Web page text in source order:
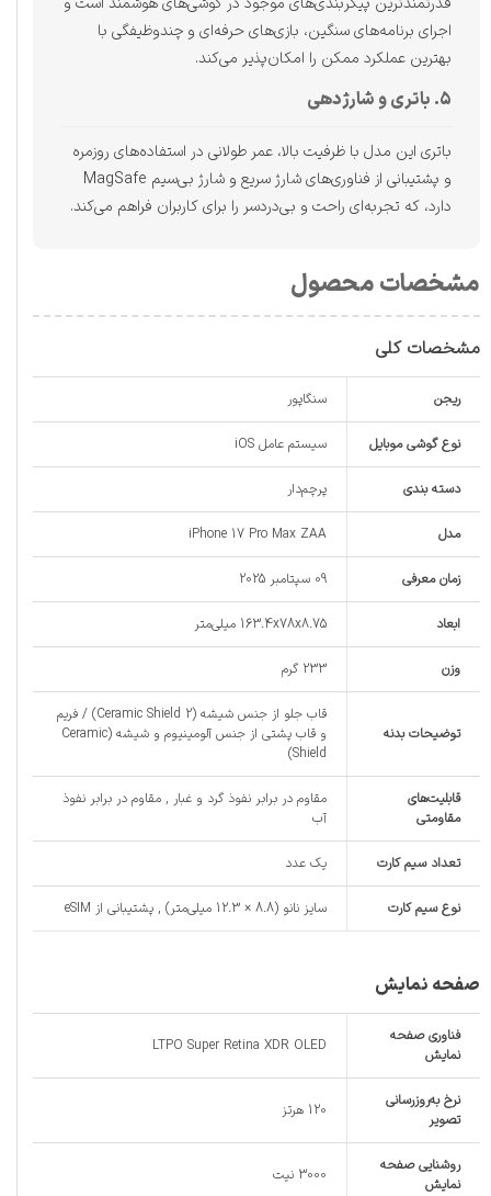
مشخصات محصول
مشخصات کلی
ریجن سنگاپور
نوع گوشی موبایل سیستم عامل iOS
دسته ‌بندی پرچم‌دار
مدل iPhone 17 Pro Max ZAA
زمان معرفی 09 سپتامبر 2025
ابعاد 163.4x78x8.75 میلی‌متر
وزن 233 گرم
توضیحات بدنه
قاب جلو از جنس شیشه (Ceramic Shield 2) / فریم
و قاب پشتی از جنس آلومینیوم و شیشه (Ceramic
Shield)
قابلیت‌های
مقاومتی
مقاوم در برابر نفوذ گرد و غبار , مقاوم در برابر نفوذ
آب
تعداد سیم کارت یک عدد
نوع سیم کارت سایز نانو (8.8 × 12.3 میلی‌متر) , پشتیبانی از eSIM
صفحه نمایش
فناوری صفحه‌
نمایش
LTPO Super Retina XDR OLED
نرخ به‌روزرسانی
تصویر
120 هرتز
روشنایی صفحه
نمایش
3000 نیت
اجرای برنامه‌های سنگین، بازی‌های حرفه‌ای و چندوظیفگی با
بهترین عملکرد ممکن را امکان‌پذیر می‌کند.
۵. باتری و شارژدهی
باتری این مدل با ظرفیت بالا، عمر طولانی در استفاده‌های روزمره
و پشتیبانی از فناوری‌های شارژ سریع و شارژ بی‌سیم MagSafe
دارد، که تجربه‌ای راحت و بی‌دردسر را برای کاربران فراهم می‌کند.